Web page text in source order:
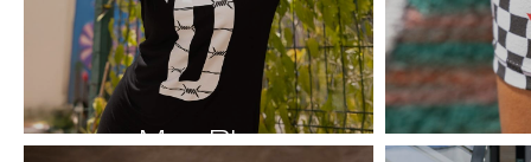
Max Blusas